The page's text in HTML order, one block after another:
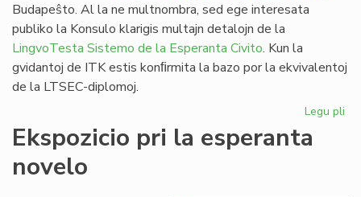
Budapeŝto. Al la ne multnombra, sed ege interesata
publiko la Konsulo klarigis multajn detalojn de la
LingvoTesta Sistemo de la Esperanta Civito. Kun la
gvidantoj de ITK estis konﬁrmita la bazo por la ekvivalentoj
de la LTSEC-diplomoj.
Legu pli
Ekspozicio pri la esperanta
novelo